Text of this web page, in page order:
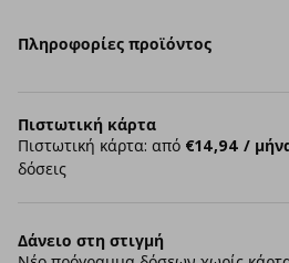
Πληροφορίες προϊόντος
Πιστωτική κάρτα
Πιστωτική κάρτα: από €14,94 /
δόσεις
Δάνειο στη στιγμή